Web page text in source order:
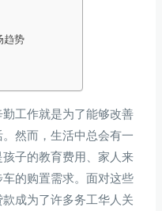
趋势
工作就是为了能够改善
然而，生活中总会有一
子的教育费用、家人来
的购置需求。面对这些
成为了许多务工华人关